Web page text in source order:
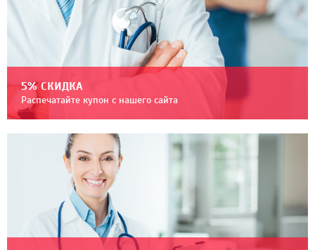
5% СКИДКА
Распечатайте купон с нашего сайта